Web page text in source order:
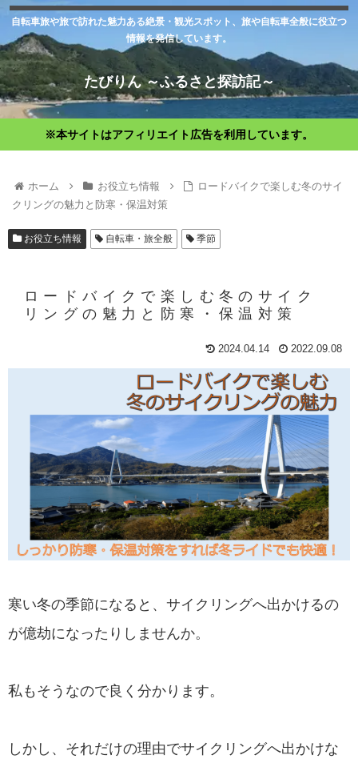
自転車旅や旅で訪れた魅力ある絶景・観光スポット、旅や自転車全般に役立つ
情報を発信しています。
たびりん ～ふるさと探訪記～
※本サイトはアフィリエイト広告を利用しています。
ホーム お役立ち情報
ロードバイクで楽しむ冬のサイ
クリングの魅力と防寒・保温対策
お役立ち情報 自転車・旅全般 季節
ロードバイクで楽しむ冬のサイク
リングの魅力と防寒・保温対策
2024.04.14 2022.09.08
寒い冬の季節になると、サイクリングへ出かけるの
が億劫になったりしませんか。
私もそうなので良く分かります。
しかし、それだけの理由でサイクリングへ出かけな